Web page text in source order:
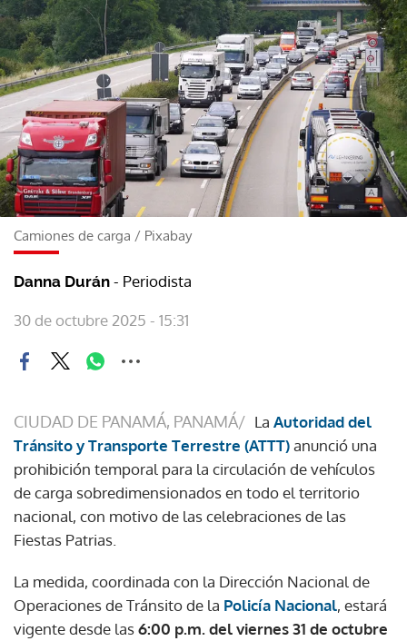
Camiones de carga / Pixabay
Danna Durán - Periodista
30 de octubre 2025 - 15:31
CIUDAD DE PANAMÁ, PANAMÁ/ La Autoridad del
Tránsito y Transporte Terrestre (ATTT)anunció una
prohibición temporal para la circulación de vehículos
de carga sobredimensionados en todo el territorio
nacional, con motivo de las celebraciones de las
Fiestas Patrias.
La medida, coordinada con la Dirección Nacional de
Operaciones de Tránsito de la Policía Nacional, estará
vigente desde las6:00 p.m. del viernes 31 de octubre